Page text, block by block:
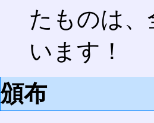
たものは
います！
頒布